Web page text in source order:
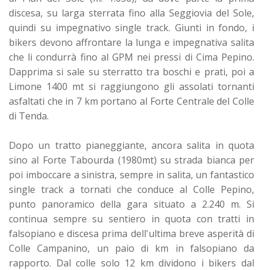
discesa, su larga sterrata fino alla Seggiovia del Sole,
quindi su impegnativo single track. Giunti in fondo, i
bikers devono affrontare la lunga e impegnativa salita
che li condurrà fino al GPM nei pressi di Cima Pepino.
Dapprima si sale su sterratto tra boschi e prati, poi a
Limone 1400 mt si raggiungono gli assolati tornanti
asfaltati che in 7 km portano al Forte Centrale del Colle
di Tenda.
Dopo un tratto pianeggiante, ancora salita in quota
sino al Forte Tabourda (1980mt) su strada bianca per
poi imboccare a sinistra, sempre in salita, un fantastico
single track a tornati che conduce al Colle Pepino,
punto panoramico della gara situato a 2.240 m. Si
continua sempre su sentiero in quota con tratti in
falsopiano e discesa prima dell'ultima breve asperità di
Colle Campanino, un paio di km in falsopiano da
rapporto. Dal colle solo 12 km dividono i bikers dal